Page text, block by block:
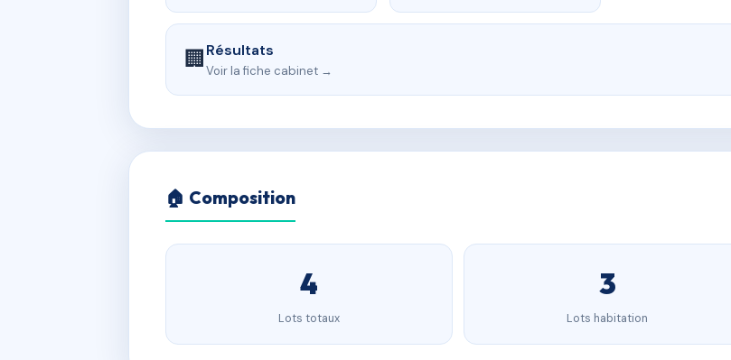
🏢Résultats
Voir la fiche cabinet →
🏠 Composition
4
Lots totaux
3
Lots habitation